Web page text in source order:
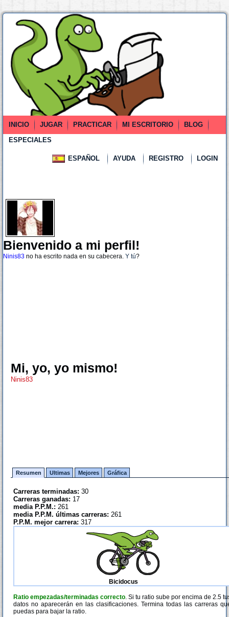
INICIO JUGAR PRACTICAR MI ESCRITORIO
BLOG
ESPECIALES
ESPAÑOL AYUDA REGISTRO LOGIN
Bienvenido a mi perfil!
Ninis83 no ha escrito nada en su cabecera. Y tú?
Mi, yo, yo mismo!
Ninis83
Resumen Ultimas Mejores Gráfica
Carreras terminadas: 30
Carreras ganadas: 17
media P.P.M.: 261
media P.P.M. últimas carreras: 261
P.P.M. mejor carrera: 317
Bicidocus
Ratio empezadas/terminadas correcto. Si tu ratio sube por encima de 2.5
datos no aparecerán en las clasificaciones. Termina todas las carreras
puedas para bajar la ratio.